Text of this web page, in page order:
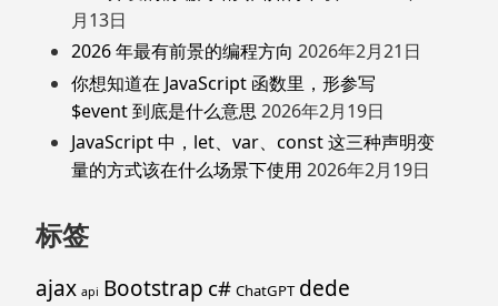
月13日
2026 年最有前景的编程方向 2026年2月21日
你想知道在 JavaScript 函数里，形参写
$event 到底是什么意思 2026年2月19日
JavaScript 中，let、var、const 这三种声明变
量的方式该在什么场景下使用 2026年2月19日
标签
ajax api Bootstrap c# ChatGPT dede